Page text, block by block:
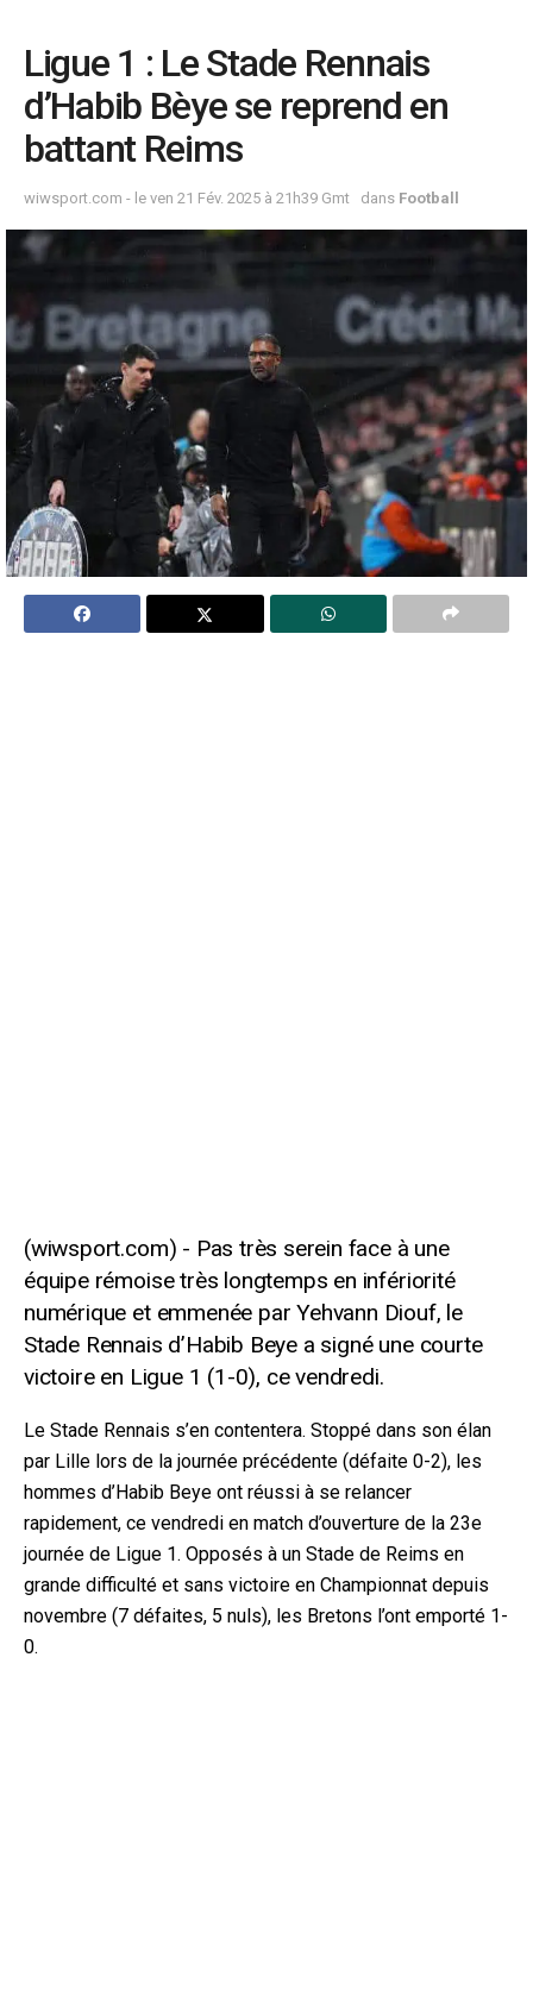
Ligue 1 : Le Stade Rennais
d’Habib Bèye se reprend en
battant Reims
wiwsport.com - le ven 21 Fév. 2025 à 21h39 Gmt dans Football
Pas très serein face à une
équipe rémoise très longtemps en infériorité
numérique et emmenée par Yehvann Diouf, le
Stade Rennais d’Habib Beye a signé une courte
victoire en Ligue 1 (1-0), ce vendredi.
Le Stade Rennais s’en contentera. Stoppé dans son élan
par Lille lors de la journée précédente (défaite 0-2), les
hommes d’Habib Beye ont réussi à se relancer
rapidement, ce vendredi en match d’ouverture de la 23e
journée de Ligue 1. Opposés à un Stade de Reims en
grande difficulté et sans victoire en Championnat depuis
novembre (7 défaites, 5 nuls), les Bretons l’ont emporté 1-
0.